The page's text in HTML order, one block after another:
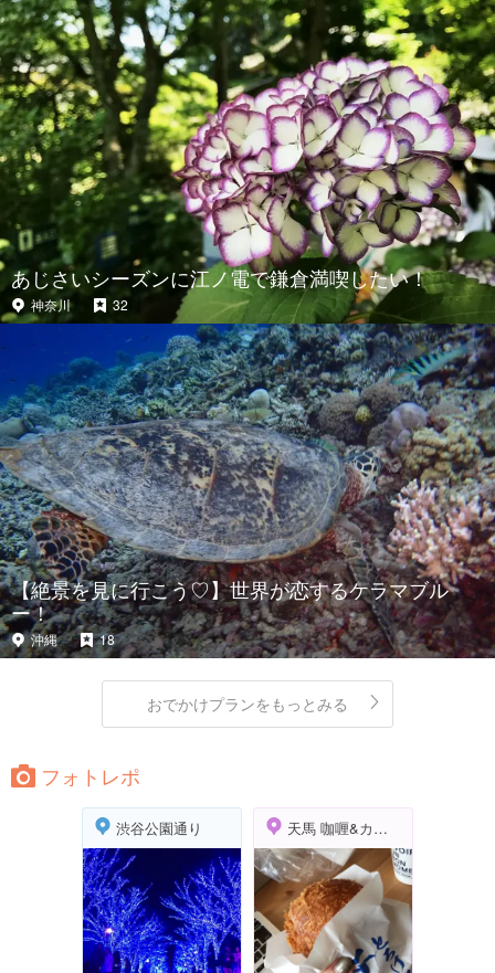
あじさいシーズンに江ノ電で鎌倉満喫したい！
神奈川 32
【絶景を見に行こう♡】世界が恋するケラマブル
ー！
沖縄 18
おでかけプランをもっとみる
フォトレポ
渋谷公園通り 天馬 咖喱&カレーパン 青山店